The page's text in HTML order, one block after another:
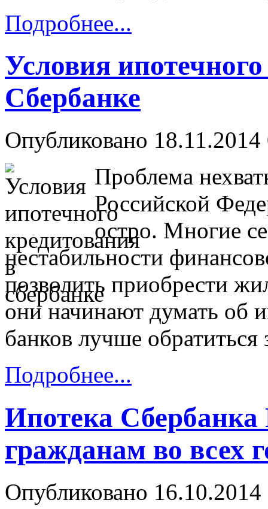
Подробнее...
Условия
Сбербанке
Опубликовано 18.11.2014
Проблема
Российской
остро. Многие
нестабильности
позволить приобрести
они начинают думать об
банков лучше обратиться
Подробнее...
Ипотека Сбербанка
гражданам во всех
Опубликовано